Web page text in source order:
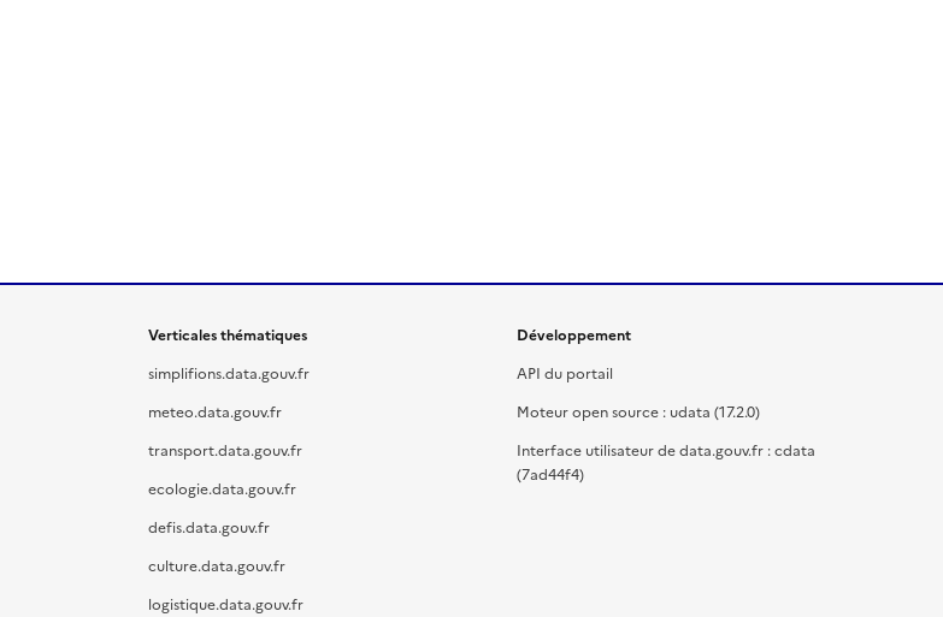
Verticales thématiques
simplifions.data.gouv.fr
meteo.data.gouv.fr
transport.data.gouv.fr
ecologie.data.gouv.fr
defis.data.gouv.fr
culture.data.gouv.fr
logistique.data.gouv.fr
Développement
API du portail
Moteur open source : udata (17.2.0)
Interface utilisateur de data.gouv.fr : cdata
(7ad44f4)